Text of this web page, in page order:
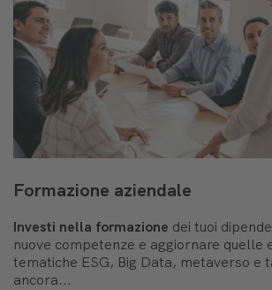
Formazione aziendale
Investi nella formazione dei tuoi
nuove competenze e aggiornare quelle
tematiche ESG, Big Data, metaverso e
ancora...